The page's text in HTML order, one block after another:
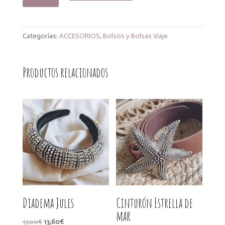
Categorías: ACCESORIOS, Bolsos y Bolsas Viaje
Productos relacionados
Diadema Jules
17,00€El
13,60€El
Cinturón Estrella de
mar